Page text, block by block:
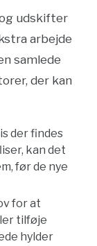
udskifter
arbejde
samlede
der kan
der findes
kan det
før de nye
for at
tilføje
hylder